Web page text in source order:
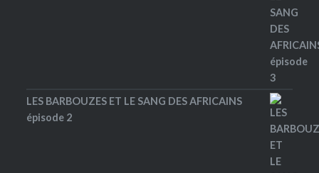
LES BARBOUZES ET LE SANG DES AFRICAINS
épisode 2